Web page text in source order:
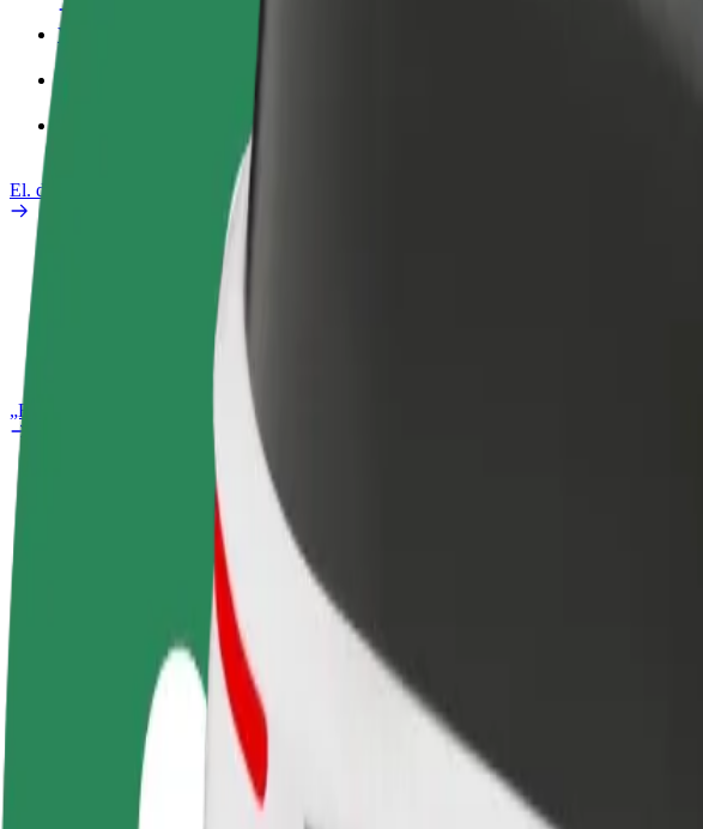
Verslo profilis
El. dviračiai
Pranešti apie problemą
„Bolt Plus“
Tapkite vairuotoju (-
Užsidirbkite jums
patogiu metu
Tapkite kurjeriu (-e)
Pristatinėkite maistą ir gaukite
savaitinius išmokėjimus
Kaip nuvykti iš Auchan Produkcyjna į Kolejowa/Dworzec PKP | „Bolt“